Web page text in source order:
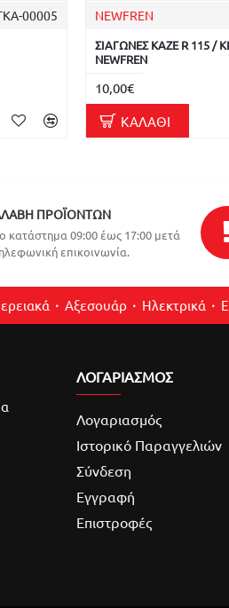
00005 NEWFREN
ΣΙΑΓΩΝΕΣ KAZE R 115 /
NEWFREN
10,00€
ΚΑΛΆΘΙ
ΠΡΟΪΌΝΤΩΝ
κατάστημα 09:00 έως 17:00 μετά
επικοινωνία.
Αξεσουάρ Ηλεκτρικά
ΛΟΓΑΡΙΑΣΜΌΣ
Λογαριασμός
Ιστορικό Παραγγελιών
Σύνδεση
Εγγραφή
Επιστροφές